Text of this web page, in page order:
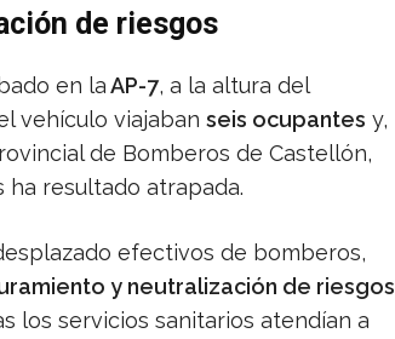
de riesgos
en laAP-7, a la altura del
vehículo viajaban seis ocupantes y,
de Bomberos de Castellón,
resultado atrapada.
efectivos de bomberos,
y neutralización de riesgos
los servicios sanitarios atendían a